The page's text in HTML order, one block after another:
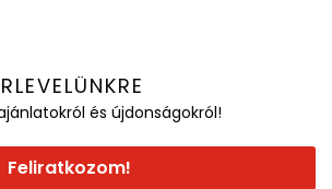
és újdonságokról!
Feliratkozom!